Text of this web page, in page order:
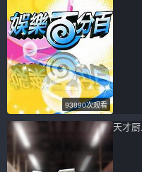
93890次观看
天才厨